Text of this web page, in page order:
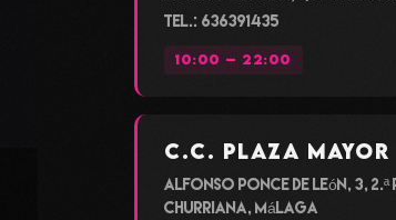
Tel.: 636391435
10:00 – 22:00
C.C. Plaza Mayor
Alfonso Ponce de León, 3, 2.ª
Churriana, Málaga